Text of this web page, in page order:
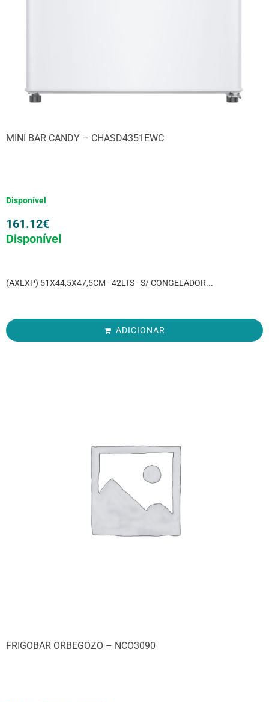
MINI BAR CANDY – CHASD4351EWC
Disponível
161.12€
Disponível
(AXLXP) 51X44,5X47,5CM - 42LTS - S/ CONGELADOR...
ADICIONAR
FRIGOBAR ORBEGOZO – NCO3090